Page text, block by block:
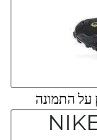
על התמונה